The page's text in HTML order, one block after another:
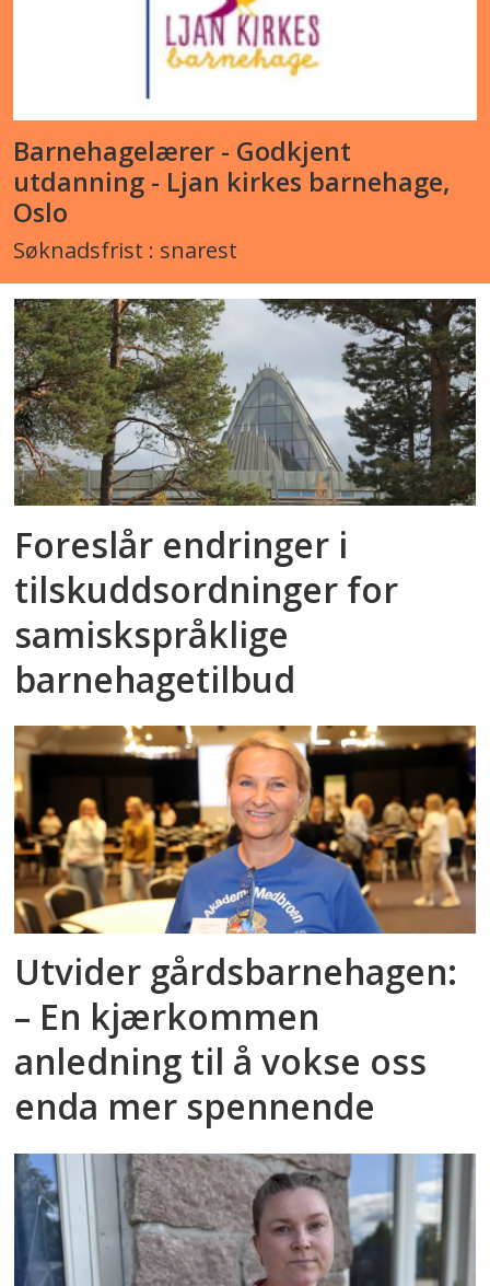
Barnehagelærer - Godkjent
utdanning - Ljan kirkes barnehage,
Oslo
Søknadsfrist : snarest
Foreslår endringer i
tilskuddsordninger for
samiskspråklige
barnehagetilbud
Utvider gårdsbarnehagen:
– En kjærkommen
anledning til å vokse oss
enda mer spennende